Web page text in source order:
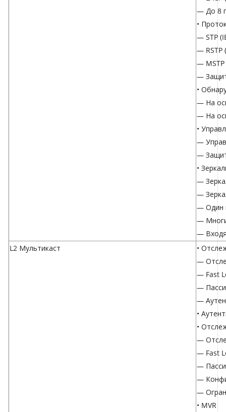
— До 8
•
— STP
— RSTP
— MSTP
—
•
— На
— На
•
—
—
•
—
—
— Один
—
—
L2 Мультикаст
•
—
— Fast
—
—
•
•
—
— Fast
—
—
—
• MVR